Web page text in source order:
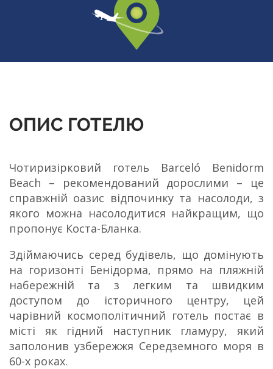
ОПИС ГОТЕЛЮ
Чотиризірковий готель Barceló Benidorm
Beach – рекомендований дорослими – це
справжній оазис відпочинку та насолоди, з
якого можна насолодитися найкращим, що
пропонує Коста-Бланка.
Здіймаючись серед будівель, що домінують
на горизонті Бенідорма, прямо на пляжній
набережній та з легким та швидким
доступом до історичного центру, цей
чарівний космополітичний готель постає в
місті як гідний наступник гламуру, який
заполонив узбережжя Середземного моря в
60-х роках.